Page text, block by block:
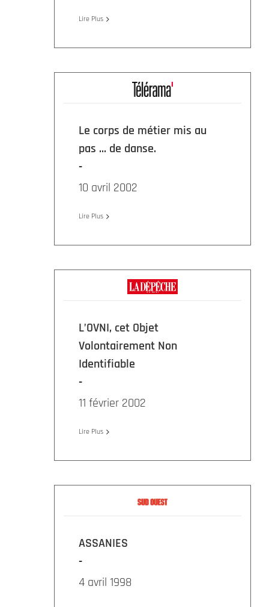
Lire Plus
Le corps de métier mis au
pas … de danse.
10 avril 2002
Lire Plus
L’OVNI, cet Objet
Volontairement Non
Identifiable
11 février 2002
Lire Plus
ASSANIES
4 avril 1998